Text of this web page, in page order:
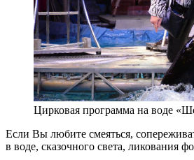
Цирковая программа на воде
Если Вы любите смеяться,
в воде, сказочного света,